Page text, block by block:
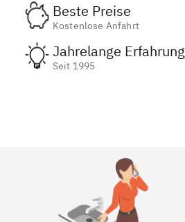
Beste Preise
Kostenlose Anfahrt
Jahrelange Erfahrung
Seit 1995